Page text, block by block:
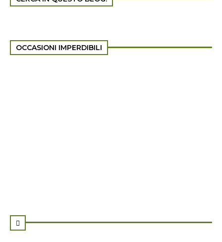
OCCASIONI IMPERDIBILI
